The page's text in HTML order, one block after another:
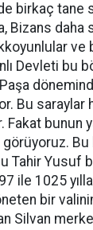
birkaç tane
Bizans daha
ve
Devleti bu
Bu saraylar
bunun
görüyoruz.
Tahir Yusuf
ile 1025
bir
Silvan